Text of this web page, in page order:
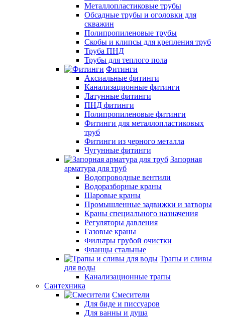
Металлопластиковые трубы
Обсадные трубы и оголовки для
скважин
Полипропиленовые трубы
Скобы и клипсы для крепления труб
Труба ПНД
Трубы для теплого пола
Фитинги
Аксиальные фитинги
Канализационные фитинги
Латунные фитинги
ПНД фитинги
Полипропиленовые фитинги
Фитинги для металлопластиковых
труб
Фитинги из черного металла
Чугунные фитинги
Запорная
арматура для труб
Водопроводные вентили
Водоразборные краны
Шаровые краны
Промышленные задвижки и затворы
Краны специального назначения
Регуляторы давления
Газовые краны
Фильтры грубой очистки
Фланцы стальные
Трапы и сливы
для воды
Канализационные трапы
Сантехника
Смесители
Для биде и писсуаров
Для ванны и душа